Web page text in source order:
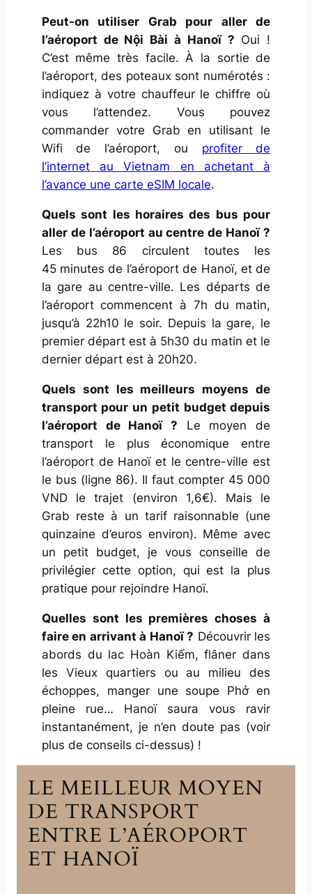
Peut-on utiliser Grab pour aller de
l’aéroport de Nội Bài à Hanoï ? Oui !
C’est même très facile. À la sortie de
l’aéroport, des poteaux sont numérotés :
indiquez à votre chauffeur le chiffre où
vous l’attendez. Vous pouvez
commander votre Grab en utilisant le
Wifi de l’aéroport, ou profiter de
l’internet au Vietnam en achetant à
l’avance une carte eSIM locale.
Quels sont les horaires des bus pour
aller de l’aéroport au centre de Hanoï ?
Les bus 86 circulent toutes les
45 minutes de l’aéroport de Hanoï, et de
la gare au centre-ville. Les départs de
l’aéroport commencent à 7h du matin,
jusqu’à 22h10 le soir. Depuis la gare, le
premier départ est à 5h30 du matin et le
dernier départ est à 20h20.
Quels sont les meilleurs moyens de
transport pour un petit budget depuis
l’aéroport de Hanoï ? Le moyen de
transport le plus économique entre
l’aéroport de Hanoï et le centre-ville est
le bus (ligne 86). Il faut compter 45 000
VND le trajet (environ 1,6€). Mais le
Grab reste à un tarif raisonnable (une
quinzaine d’euros environ). Même avec
un petit budget, je vous conseille de
privilégier cette option, qui est la plus
pratique pour rejoindre Hanoï.
Quelles sont les premières choses à
faire en arrivant à Hanoï ? Découvrir les
abords du lac Hoàn Kiếm, flâner dans
les Vieux quartiers ou au milieu des
échoppes, manger une soupe Phở en
pleine rue… Hanoï saura vous ravir
instantanément, je n’en doute pas (voir
plus de conseils ci-dessus) !
LE MEILLEUR MOYEN
DE TRANSPORT
ENTRE L’AÉROPORT
ET HANOÏ